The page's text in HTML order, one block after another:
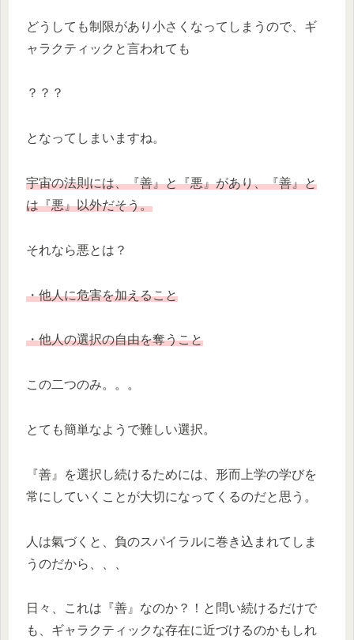
どうしても制限があり小さくなってしまうので、ギ
ャラクティックと言われても
？？？
となってしまいますね。
宇宙の法則には、『善』と『悪』があり、『善』と
は『悪』以外だそう。
それなら悪とは？
・他人に危害を加えること
・他人の選択の自由を奪うこと
この二つのみ。。。
とても簡単なようで難しい選択。
『善』を選択し続けるためには、形而上学の学びを
常にしていくことが大切になってくるのだと思う。
人は氣づくと、負のスパイラルに巻き込まれてしま
うのだから、、、
日々、これは『善』なのか？！と問い続けるだけで
も、ギャラクティックな存在に近づけるのかもしれ